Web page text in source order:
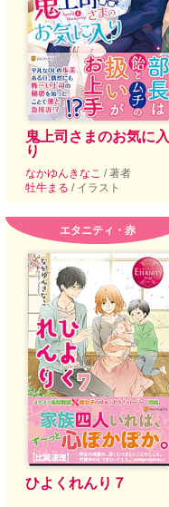
鬼上司さまのお気に入
り
なかゆんきなこ / 著者
牡牛まる / イラスト
エタニティ・赤
ひよくれんり７